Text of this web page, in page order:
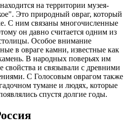
на территории музея-
Это природный овраг, который
С ним связаны многочисленные
он давно считается одним из
Особое внимание
в овраге камни, известные как
В народных поверьях им
и связывали с древними
С Голосовым оврагом также
тумане и людях, которые
спустя долгие годы.